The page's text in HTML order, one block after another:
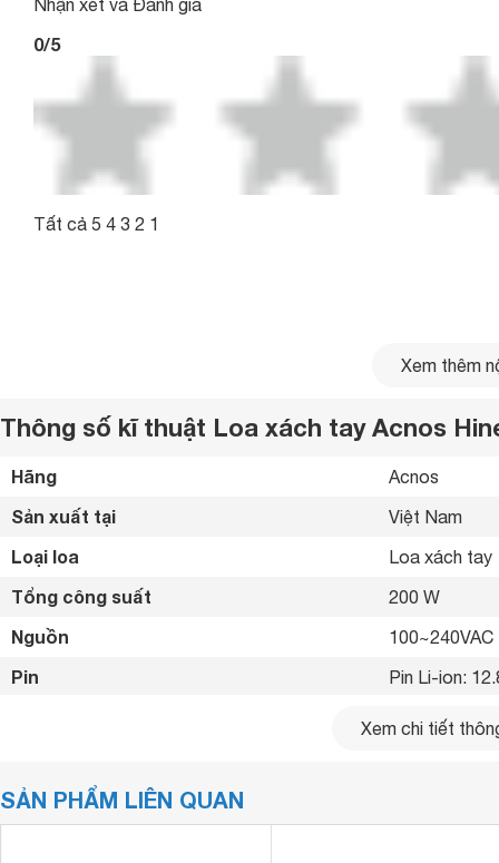
Nhận xét và Đánh giá
0/5
Tất cả 5 4 3 2 1
4
3
0 đánh giá
2
0đánh giá
Chia sẻ nhận xét về sản phẩm
Viết nhận xét của bạn
Gửi ảnh Quy định đăng bình luận
Gửi bình luận
Xem thêm
Thông số kĩ thuật Loa xách tay Acnos
Hãng Acnos
Sản xuất tại Việt Nam
Loại loa Loa xách tay
Tổng công suất 200 W
Nguồn 100~240VAC
Pin Pin Li-ion:
Boost Bass
Nâng tiếng
Tiện ích
Xem chi tiết
SẢN PHẨM LIÊN QUAN